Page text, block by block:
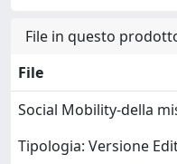
File in questo
File
Social Mobility-della
Tipologia: Versione